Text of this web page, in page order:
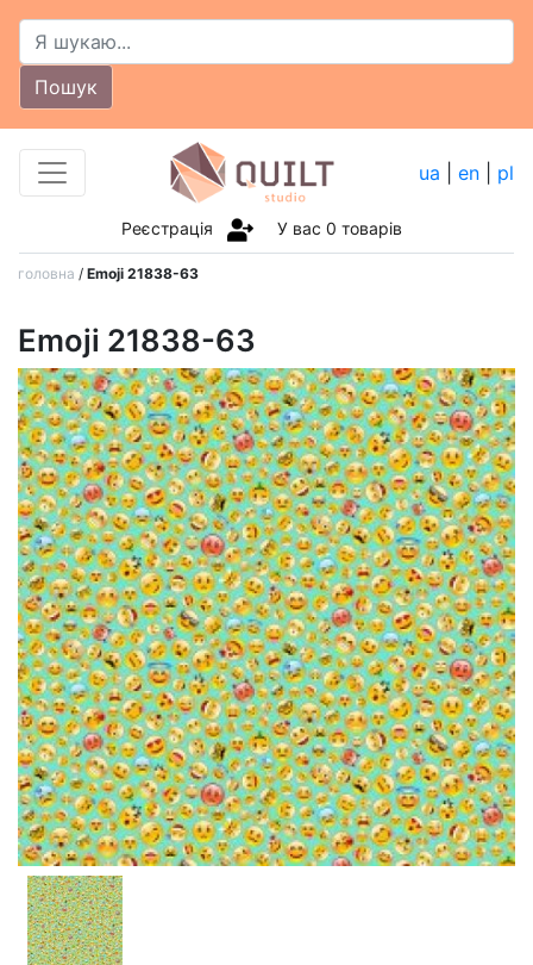
Пошук
ua en pl
Реєстрація У вас 0 товарів
головна / Emoji 21838-63
Emoji 21838-63